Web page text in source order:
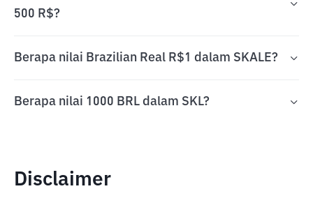
500 R$?
Berapa nilai Brazilian Real R$1 dalam SKALE?
Berapa nilai 1000 BRL dalam SKL?
Disclaimer